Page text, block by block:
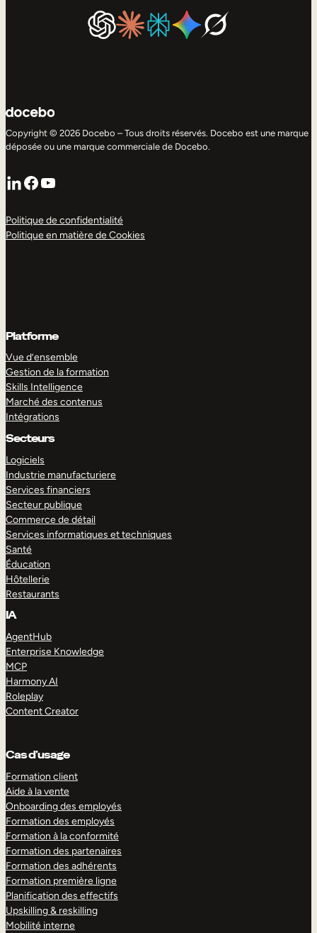
Copyright © 2026 Docebo – Tous droits réservés. Docebo est une marque
déposée ou une marque commerciale de Docebo.
LinkedIn
Facebook
YouTube
Politique de confidentialité
Politique en matière de Cookies
Platforme
Vue d’ensemble
Gestion de la formation
Skills Intelligence
Marché des contenus
Intégrations
Secteurs
Logiciels
Industrie manufacturiere
Services financiers
Secteur publique
Commerce de détail
Services informatiques et techniques
Santé
Éducation
Hôtellerie
Restaurants
IA
AgentHub
Enterprise Knowledge
MCP
Harmony AI
Roleplay
Content Creator
Cas d’usage
Formation client
Aide à la vente
Onboarding des employés
Formation des employés
Formation à la conformité
Formation des partenaires
Formation des adhérents
Formation première ligne
Planification des effectifs
Upskilling & reskilling
Mobilité interne